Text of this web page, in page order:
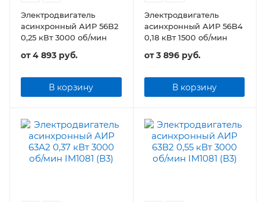
Электродвигатель
асинхронный АИР 56B2
0,25 кВт 3000 об/мин
от4 893 руб.
В корзину
Электродвигатель
асинхронный АИР 56B4
0,18 кВт 1500 об/мин
от3 896 руб.
В корзину